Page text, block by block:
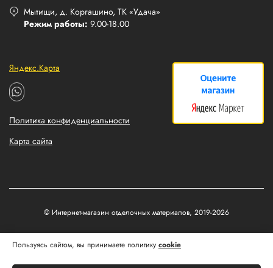
Мытищи, д. Коргашино, ТК «Удача»
Режим работы: 9.00-18.00
Яндекс.Карта
Политика конфиденциальности
Карта сайта
© Интернет-магазин отделочных материалов, 2019-2026
Matus&Kvits
Пользуясь сайтом, вы принимаете политику cookie